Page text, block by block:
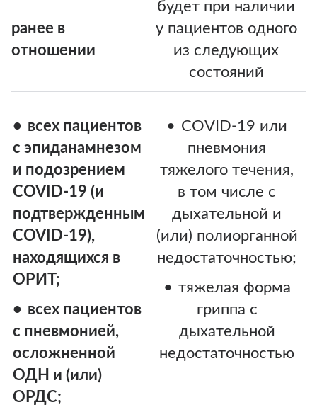
ранее в
отношении
будет при наличии
у пациентов одного
из следующих
состояний
всех пациентов
с эпиданамнезом
и подозрением
COVID-19 (и
подтвержденным
COVID-19),
находящихся в
ОРИТ;
всех пациентов
с пневмонией,
осложненной
ОДН и (или)
ОРДС;
COVID-19 или
пневмония
тяжелого течения,
в том числе с
дыхательной и
(или) полиорганной
недостаточностью;
тяжелая форма
гриппа с
дыхательной
недостаточностью